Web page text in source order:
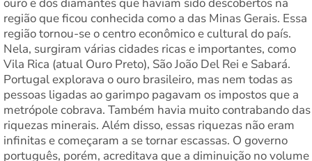
região que ficou conhecida como a das Minas Gerais. Essa
região tornou-se o centro econômico e cultural do país.
Nela, surgiram várias cidades ricas e importantes, como
Vila Rica (atual Ouro Preto), São João Del Rei e Sabará.
Portugal explorava o ouro brasileiro, mas nem todas as
pessoas ligadas ao garimpo pagavam os impostos que a
metrópole cobrava. Também havia muito contrabando das
riquezas minerais. Além disso, essas riquezas não eram
infinitas e começaram a se tornar escassas. O governo
português, porém, acreditava que a diminuição no volume